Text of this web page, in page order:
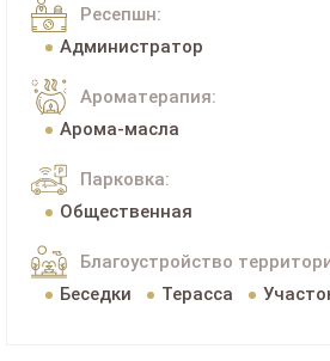
Ресепшн:
Администратор
Ароматерапия:
Арома-масла
Парковка:
Общественная
Благоустройство
Беседки
Терасса